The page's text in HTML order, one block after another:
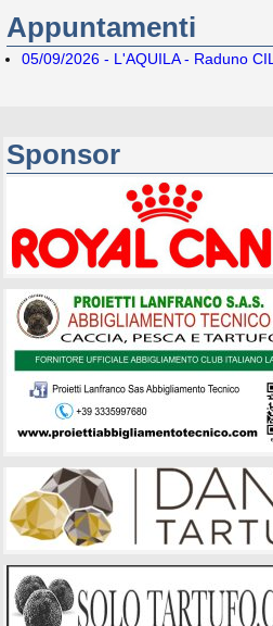
Appuntamenti
05/09/2026 - L'AQUILA - Raduno CIL
Sponsor